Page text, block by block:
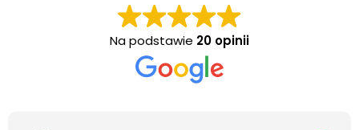
Na podstawie 20 opinii